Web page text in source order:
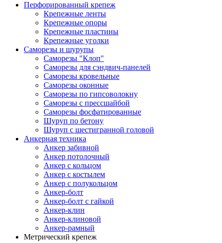
Перфорированный крепеж
Крепежные ленты
Крепежные опоры
Крепежные пластины
Крепежные уголки
Саморезы и шурупы
Саморезы "Клоп"
Саморезы для сэндвич-панелей
Саморезы кровельные
Саморезы оконные
Саморезы по гипсоволокну
Саморезы с прессшайбой
Саморезы фосфатированные
Шуруп по бетону
Шуруп с шестигранной головой
Анкерная техника
Анкер забивной
Анкер потолочный
Анкер с кольцом
Анкер с костылем
Анкер с полукольцом
Анкер-болт
Анкер-болт с гайкой
Анкер-клин
Анкер-клиновой
Анкер-рамный
Метрический крепеж